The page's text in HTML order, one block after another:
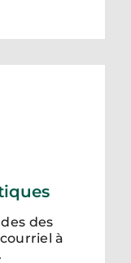
des
à